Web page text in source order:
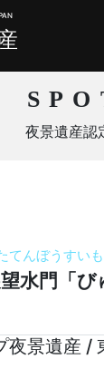
夜景遺産認
てんぼうすいも
水門「び
夜景遺産 /